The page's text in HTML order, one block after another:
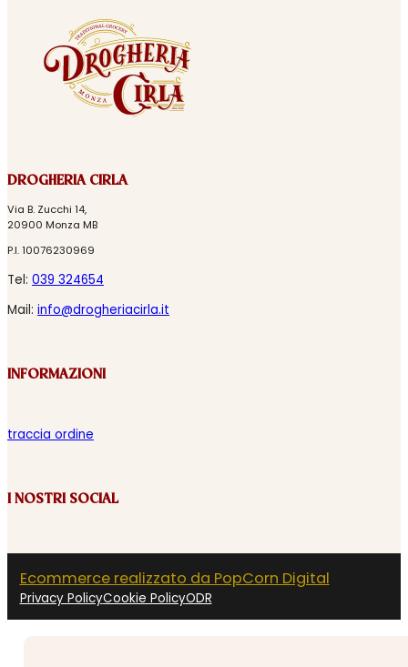
DROGHERIA CIRLA
Via B. Zucchi 14,
20900 Monza MB
P.I. 10076230969
Tel: 039 324654
Mail: info@drogheriacirla.it
INFORMAZIONI
traccia ordine
I NOSTRI SOCIAL
Ecommerce realizzato da PopCorn Digital
Privacy PolicyCookie PolicyODR